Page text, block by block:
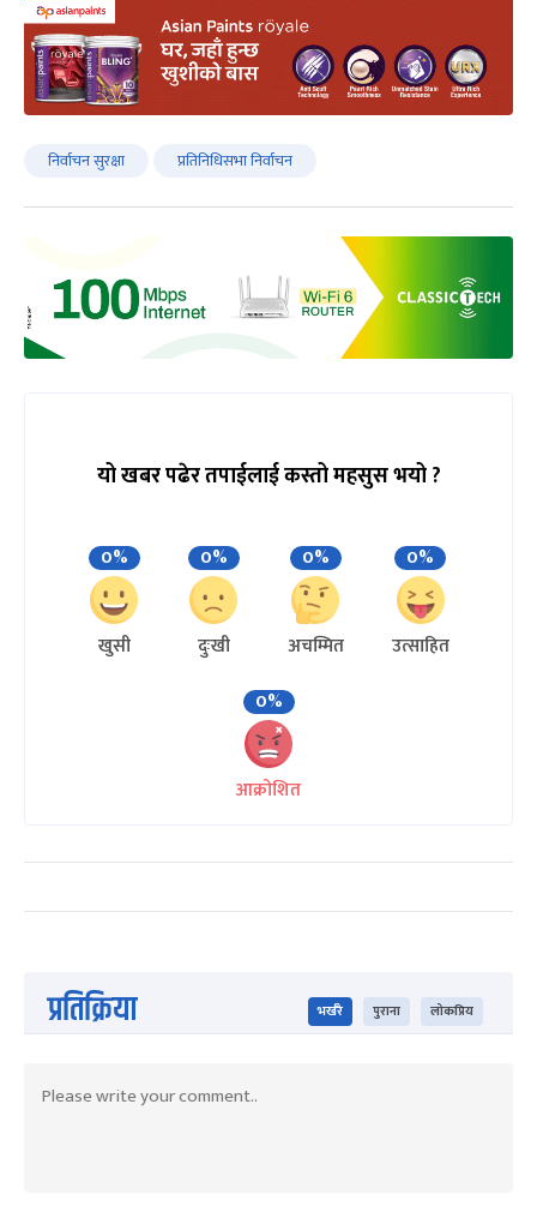
निर्वाचन सुरक्षा प्रतिनिधिसभा निर्वाचन
यो खबर पढेर तपाईलाई कस्तो महसुस भयो ?
0%
खुसी
0%
दुःखी
0%
अचम्मित
0%
उत्साहित
0%
आक्रोशित
प्रतिक्रिया भर्खरै पुराना लोकप्रिय